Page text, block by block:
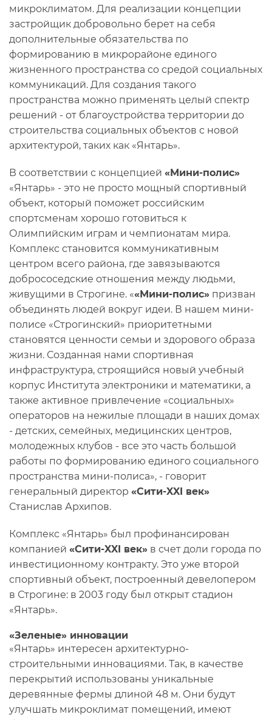
микроклиматом. Для реализации концепции
застройщик добровольно берет на себя
дополнительные обязательства по
формированию в микрорайоне единого
жизненного пространства со средой социальных
коммуникаций. Для создания такого
пространства можно применять целый спектр
решений - от благоустройства территории до
строительства социальных объектов с новой
архитектурой, таких как «Янтарь».
В соответствии с концепцией «Мини-полис»
«Янтарь» - это не просто мощный спортивный
объект, который поможет российским
спортсменам хорошо готовиться к
Олимпийским играм и чемпионатам мира.
Комплекс становится коммуникативным
центром всего района, где завязываются
добрососедские отношения между людьми,
живущими в Строгине. ««Мини-полис» призван
объединять людей вокруг идеи. В нашем мини-
полисе «Строгинский» приоритетными
становятся ценности семьи и здорового образа
жизни. Созданная нами спортивная
инфраструктура, строящийся новый учебный
корпус Института электроники и математики, а
также активное привлечение «социальных»
операторов на нежилые площади в наших домах
- детских, семейных, медицинских центров,
молодежных клубов - все это часть большой
работы по формированию единого социального
пространства мини-полиса», - говорит
генеральный директор «Сити-XXI век»
Станислав Архипов.
Комплекс «Янтарь» был профинансирован
компанией «Сити-XXI век» в счет доли города по
инвестиционному контракту. Это уже второй
спортивный объект, построенный девелопером
в Строгине: в 2003 году был открыт стадион
«Янтарь».
«Зеленые» инновации
«Янтарь» интересен архитектурно-
строительными инновациями. Так, в качестве
перекрытий использованы уникальные
деревянные фермы длиной 48 м. Они будут
улучшать микроклимат помещений, имеют